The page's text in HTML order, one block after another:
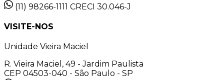
(11) 98266-1111 CRECI 30.046-J
VISITE-NOS
Unidade Vieira Maciel
R. Vieira Maciel, 49 - Jardim Paulista
CEP 04503-040 - São Paulo - SP